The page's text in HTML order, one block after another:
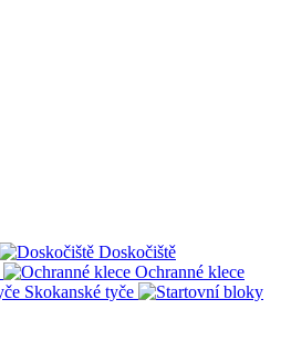
Doskočiště
Ochranné klece
Skokanské tyče